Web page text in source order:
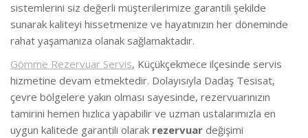
sistemlerini siz değerli müşterilerimize garantili şekilde
sunarak kaliteyi hissetmenize ve hayatınızın her döneminde
rahat yaşamanıza olanak sağlamaktadır.
Gömme Rezervuar Servis, Küçükçekmece ilçesinde servis
hizmetine devam etmektedir. Dolayısıyla Dadaş Tesisat,
çevre bölgelere yakın olması sayesinde, rezervuarınızın
tamirini hemen hızlıca yapabilir ve uzman ustalarımızla en
uygun kalitede garantili olarak rezervuar değişimi